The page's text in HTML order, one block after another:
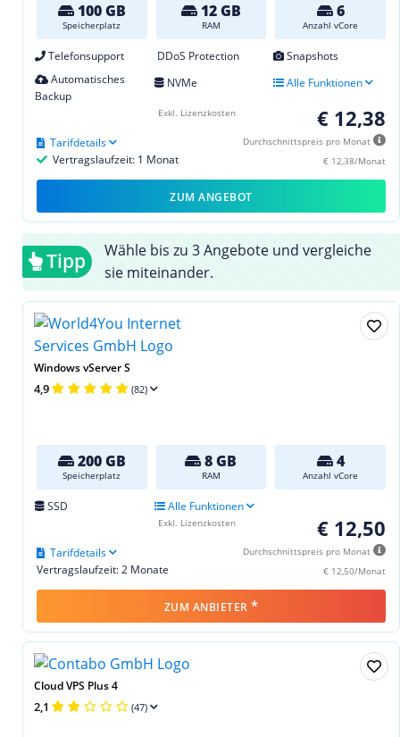
100 GB
Speicherplatz
12 GB
RAM
6
Anzahl vCore
Telefonsupport DDoS Protection
Snapshots
Automatisches
Backup
NVMe Alle Funktionen
€ 12,38
Durchschnittspreis pro Monat
€ 12,38/Monat
Vertragslaufzeit: 1 Monat
Tarifdetails
Exkl. Lizenzkosten
ZUM ANGEBOT
Tipp
Wähle bis zu 3 Angebote und vergleiche
sie miteinander.
Windows vServer S
4,9 (82)
200 GB
Speicherplatz
8 GB
RAM
4
Anzahl vCore
SSD Alle Funktionen
€ 12,50
Durchschnittspreis pro Monat
€ 12,50/Monat
Vertragslaufzeit: 2 Monate
Tarifdetails
Exkl. Lizenzkosten
ZUM ANBIETER *
Cloud VPS Plus 4
2,1 (47)